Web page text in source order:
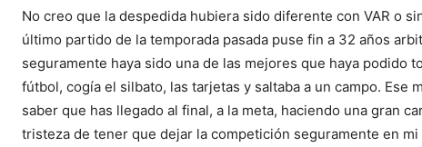
No creo que la despedida hubiera sido diferente con VAR o
último partido de la temporada pasada puse fin a 32 años
seguramente haya sido una de las mejores que haya podido
fútbol, cogía el silbato, las tarjetas y saltaba a un campo.
saber que has llegado al final, a la meta, haciendo una gran
tristeza de tener que dejar la competición seguramente en